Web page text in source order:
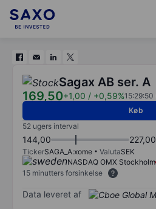
Sagax AB ser. A
169,50+1,00 / +0,59%15:29:50
Køb
52 ugers interval
144,00 227,00
TickerSAGA_A:xome ValutaSEK
NASDAQ OMX Stockholm
15 minutters forsinkelse
Data leveret af